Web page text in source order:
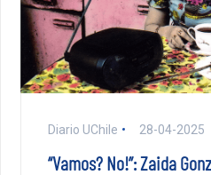
Diario UChile 28-04-2025
“Vamos? No!”: Zaida